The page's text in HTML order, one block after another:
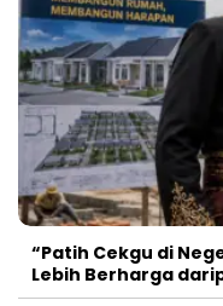
“Patih Cekgu di
Lebih Berharga